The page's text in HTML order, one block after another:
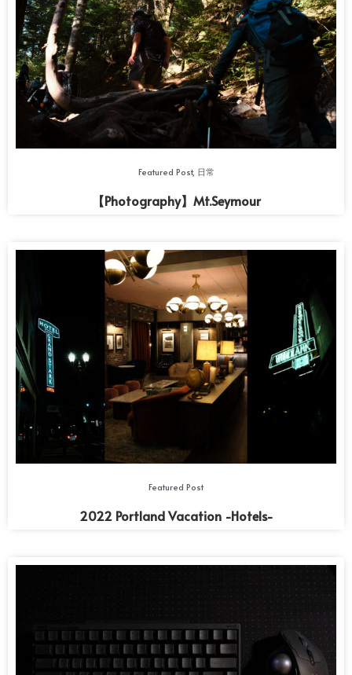
Featured Post, 日常
【Photography】Mt.Seymour
Featured Post
2022 Portland Vacation -Hotels-